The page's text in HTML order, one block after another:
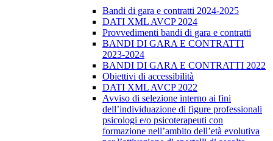
Bandi di gara e contratti 2024-2025
DATI XML AVCP 2024
Provvedimenti bandi di gara e contratti
BANDI DI GARA E CONTRATTI
2023-2024
BANDI DI GARA E CONTRATTI 2022
Obiettivi di accessibilità
DATI XML AVCP 2022
Avviso di selezione interno ai fini
dell’individuazione di figure professionali
psicologi e/o psicoterapeuti con
formazione nell’ambito dell’età evolutiva